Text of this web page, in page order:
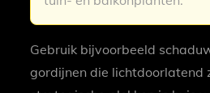
Gebruik bijvoorbeeld
gordijnen die lichtdoorlatend